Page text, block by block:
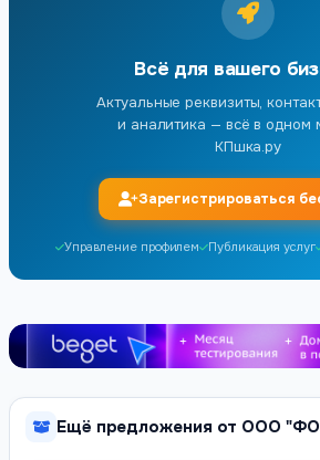
Всё для вашего
Актуальные реквизиты,
и аналитика — всё в одном
КПшка.ру
Зарегистрироваться
Управление профилем Публикация услуг
Ещё предложения от ООО